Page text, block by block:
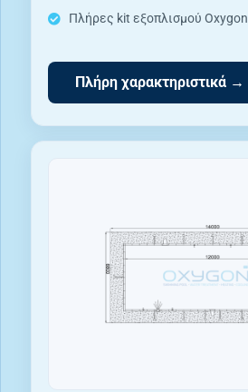
Πλήρες kit εξοπλισμού Oxygon
Πλήρη χαρακτηριστικά →